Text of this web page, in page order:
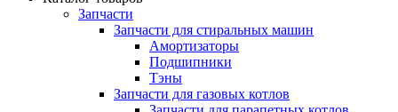
Запчасти
Запчасти для стиральных машин
Амортизаторы
Подшипники
Тэны
Запчасти для газовых котлов